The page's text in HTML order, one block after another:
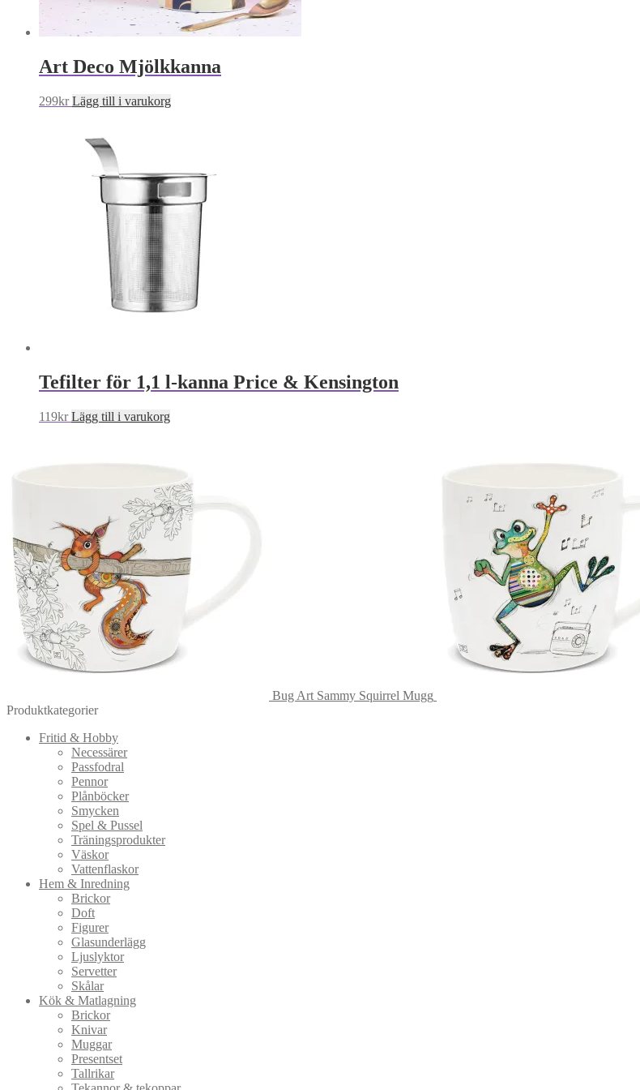
Art Deco Mjölkkanna
299kr Lägg till i varukorg
Tefilter för 1,1 l-kanna Price & Kensington
119kr Lägg till i varukorg
Bug Art Sammy Squirrel Mugg
Produktkategorier
Fritid & Hobby
Necessärer
Passfodral
Pennor
Plånböcker
Smycken
Spel & Pussel
Träningsprodukter
Väskor
Vattenflaskor
Hem & Inredning
Brickor
Doft
Figurer
Glasunderlägg
Ljuslyktor
Servetter
Skålar
Kök & Matlagning
Brickor
Knivar
Muggar
Presentset
Tallrikar